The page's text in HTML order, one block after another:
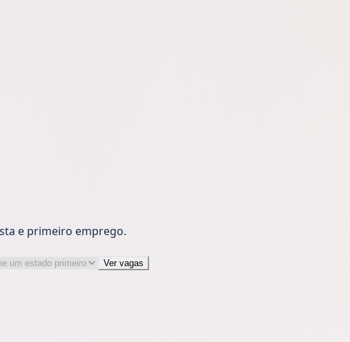
e primeiro emprego.
Ver vagas